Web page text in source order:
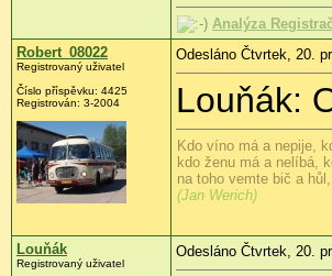
Analýza
Robert_08022
Registrovaný uživatel
Číslo příspěvku: 4425
Registrován: 3-2004
Odesláno Čtvrtek, 20.
Louňák:
Kdo víno má a nepije,
kdo ženu má a nelíbá,
na toho vemte bič a
(Jan Werich)
Louňák
Registrovaný uživatel
Odesláno Čtvrtek, 20.